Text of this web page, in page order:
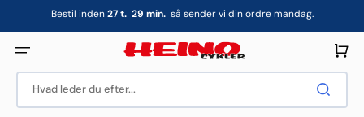
Bestil inden27t. 29 min. så sender vi din ordre mandag.
Hvad leder du efter...